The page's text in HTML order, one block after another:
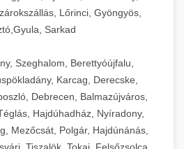
Lőrinci, Gyöngyös,
Sarkad
Szeghalom, Berettyóújfalu,
Karcag, Derecske,
Debrecen, Balmazújváros,
Hajdúhadház, Nyíradony,
Mezőcsát, Polgár, Hajdúnánás,